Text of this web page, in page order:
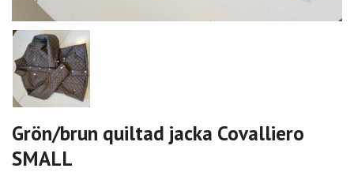
Grön/brun quiltad jacka Covalliero
SMALL